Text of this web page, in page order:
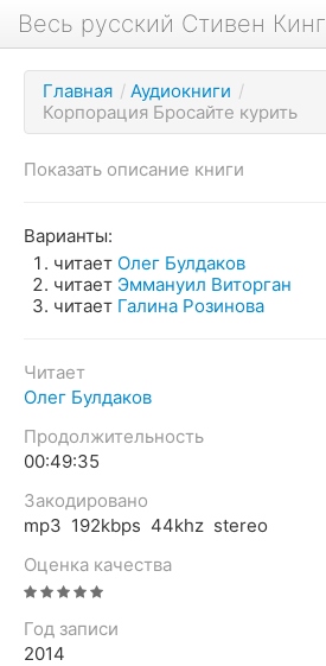
Весь русский Стивен Кинг
Книги
Фильмы
Новости Кинга
Биография
Главная / Аудиокниги /
Корпорация Бросайте курить
Показать описание книги
Варианты:
читает Олег Булдаков
читает Эммануил Виторган
читает Галина Розинова
Читает
Олег Булдаков
Продолжительность
00:49:35
Закодировано
mp3 192kbps 44khz stereo
Оценка качества
Год записи
2014